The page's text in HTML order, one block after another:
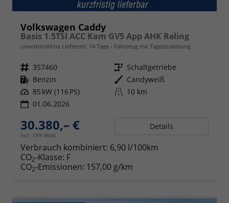
Volkswagen Caddy
Basis 1.5TSI ACC Kam GV5 App AHK Reling
unverbindliche Lieferzeit: 14 Tage Fahrzeug mit Tageszulassung
Fahrzeugnr. 357460 Getriebe Schaltgetriebe
Kraftstoff Benzin Außenfarbe Candyweiß
Leistung 85 kW (116 PS) Kilometerstand 10 km
01.06.2026
30.380,– €
incl. 19% MwSt.
Details
Verbrauch kombiniert: 6,90 l/100km
CO2-Klasse: F
CO2-Emissionen: 157,00 g/km